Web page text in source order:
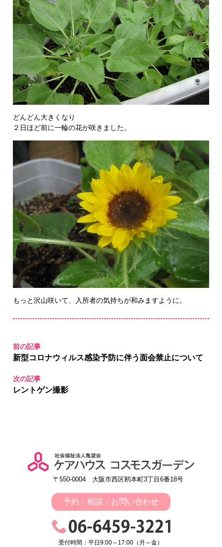
どんどん大きくなり
２日ほど前に一輪の花が咲きました。
もっと沢山咲いて、入所者の気持ちが和みますように。
前の記事
新型コロナウィルス感染予防に伴う面会禁止について
次の記事
レントゲン撮影
〒550-0004 大阪市西区靭本町3丁目6番18号
予約・相談・お問い合わせ
受付時間：平日9:00～17:00（月～金）